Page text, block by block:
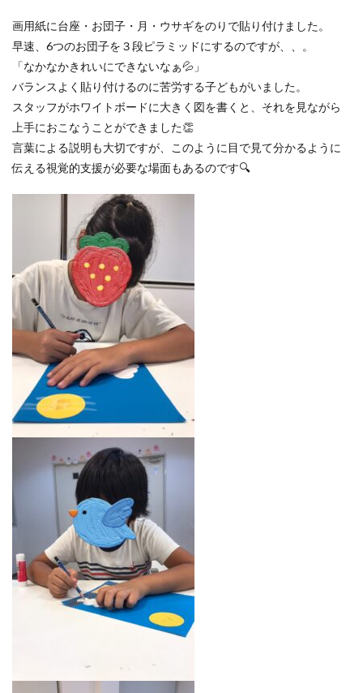
画用紙に台座・お団子・月・ウサギをのりで貼り付けました。
早速、6つのお団子を３段ピラミッドにするのですが、、。
「なかなかきれいにできないなぁ💦」
バランスよく貼り付けるのに苦労する子どもがいました。
スタッフがホワイトボードに大きく図を書くと、それを見ながら
上手におこなうことができました👏
言葉による説明も大切ですが、このように目で見て分かるように
伝える視覚的支援が必要な場面もあるのです🔍